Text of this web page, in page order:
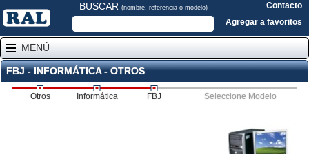
BUSCAR (nombre, referencia o modelo)
Contacto
Agregar a favoritos
MENÚ
FBJ - INFORMÁTICA - OTROS
Otros Informática FBJ Seleccione Modelo